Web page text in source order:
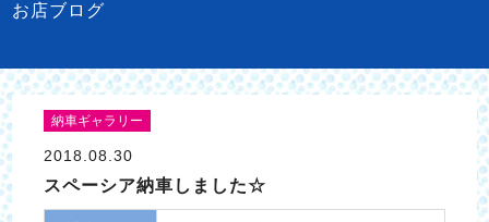
お店ブログ
納車ギャラリー
2018.08.30
スペーシア納車しました☆